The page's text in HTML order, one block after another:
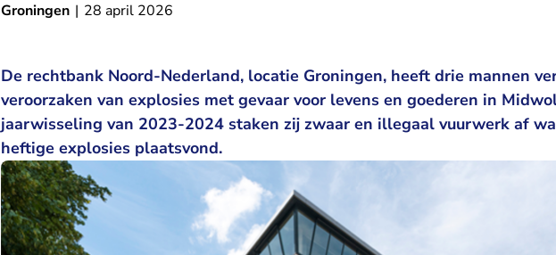
Groningen | 28 april 2026
De rechtbank Noord-Nederland, locatie Groningen, heeft drie mannen
veroorzaken van explosies met gevaar voor levens en goederen in
jaarwisseling van 2023-2024 staken zij zwaar en illegaal vuurwerk af
heftige explosies plaatsvond.